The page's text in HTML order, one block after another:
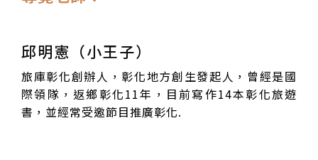
邱明憲（小王子）
旅庫彰化創辦人，彰化地方創生發起人，曾經是國
際領隊，返鄉彰化11年，目前寫作14本彰化旅遊
書，並經常受邀節目推廣彰化.